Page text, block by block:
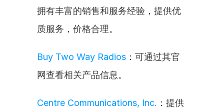
拥有丰富的销售和服务经验，提供优
质服务，价格合理。
Buy Two Way Radios ：可通过其官
网查看相关产品信息。
Centre Communications, Inc. ：提供